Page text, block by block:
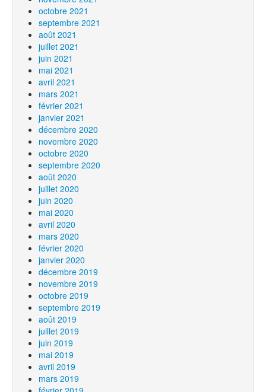
octobre 2021
septembre 2021
août 2021
juillet 2021
juin 2021
mai 2021
avril 2021
mars 2021
février 2021
janvier 2021
décembre 2020
novembre 2020
octobre 2020
septembre 2020
août 2020
juillet 2020
juin 2020
mai 2020
avril 2020
mars 2020
février 2020
janvier 2020
décembre 2019
novembre 2019
octobre 2019
septembre 2019
août 2019
juillet 2019
juin 2019
mai 2019
avril 2019
mars 2019